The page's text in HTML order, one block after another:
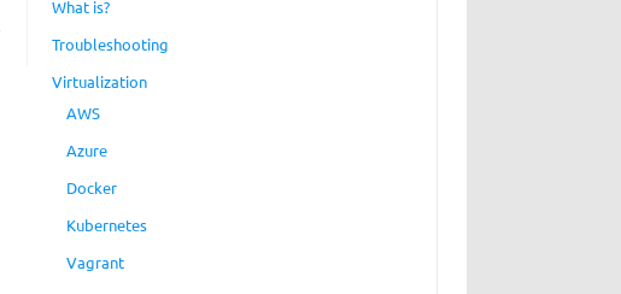
What is?
Troubleshooting
Virtualization
AWS
Azure
Docker
Kubernetes
Vagrant